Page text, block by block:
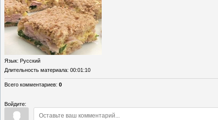
Язык: Русский
Длительность материала: 00:01:10
Всего комментариев: 0
Войдите: